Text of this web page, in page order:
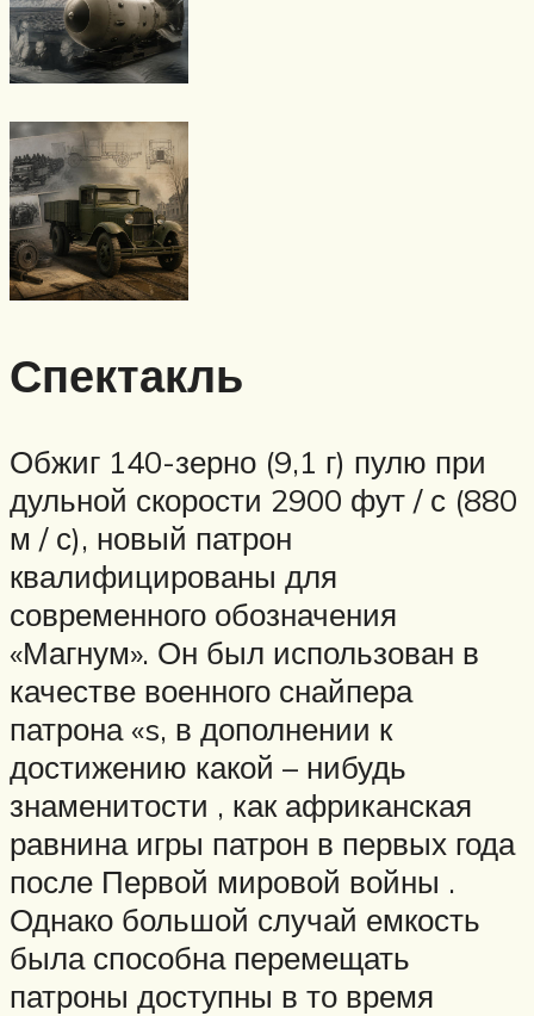
Спектакль
Обжиг 140-зерно (9,1 г) пулю при
дульной скорости 2900 фут / с (880
м / с), новый патрон
квалифицированы для
современного обозначения
«Магнум». Он был использован в
качестве военного снайпера
патрона «s, в дополнении к
достижению какой – нибудь
знаменитости , как африканская
равнина игры патрон в первых года
после Первой мировой войны .
Однако большой случай емкость
была способна перемещать
патроны доступны в то время